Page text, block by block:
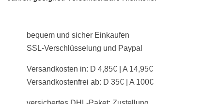
bequem und sicher Einkaufen
SSL-Verschlüsselung und Paypal
Versandkosten in: D 4,85€ | A 14,95€
Versandkostenfrei ab: D 35€ | A 100€